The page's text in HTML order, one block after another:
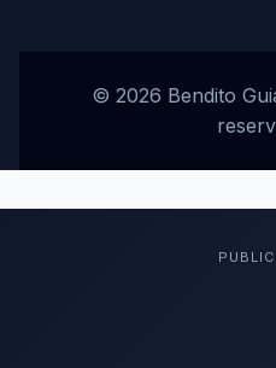
© 2026 Bendito